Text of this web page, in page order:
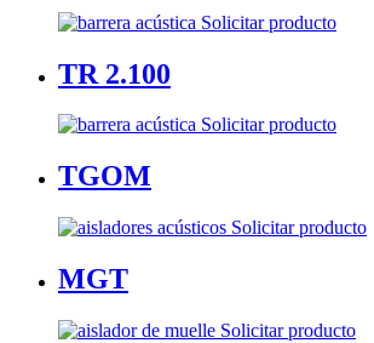
Solicitar producto
TR 2.100
Solicitar producto
TGOM
Solicitar producto
MGT
Solicitar producto